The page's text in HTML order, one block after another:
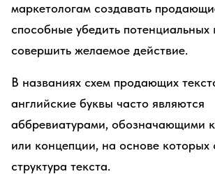
маркетологам создавать
способные убедить потенциальных
совершить желаемое действие.
В названиях схем продающих
английские буквы часто являются
аббревиатурами, обозначающими
или концепции, на основе которых
структура текста.